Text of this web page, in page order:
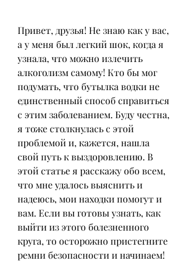
Привет, друзья! Не знаю как у вас,
а у меня был легкий шок, когда я
узнала, что можно излечить
алкоголизм самому! Кто бы мог
подумать, что бутылка водки не
единственный способ справиться
с этим заболеванием. Буду честна,
я тоже столкнулась с этой
проблемой и, кажется, нашла
свой путь к выздоровлению. В
этой статье я расскажу обо всем,
что мне удалось выяснить и
надеюсь, мои находки помогут и
вам. Если вы готовы узнать, как
выйти из этого болезненного
круга, то осторожно пристегните
ремни безопасности и начинаем!